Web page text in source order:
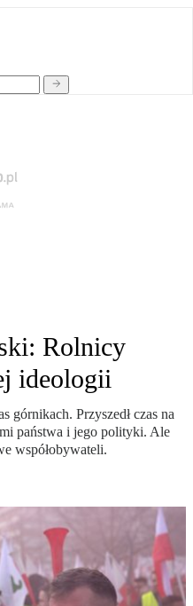
Rolnicy
ideologii
górnikach. Przyszedł czas na
państwa i jego polityki. Ale
współobywateli.